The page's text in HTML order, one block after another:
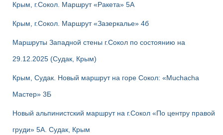
Крым, г.Сокол. Маршрут «Ракета» 5А
Крым, г.Сокол. Маршрут «Зазеркалье» 4б
Маршруты Западной стены г.Сокол по состоянию на
29.12.2025 (Судак, Крым)
Крым, Судак. Новый маршрут на горе Сокол: «Muchacha
Мастер» 3Б
Новый альпинистский маршрут на г.Сокол «По центру правой
груди» 5А. Судак, Крым